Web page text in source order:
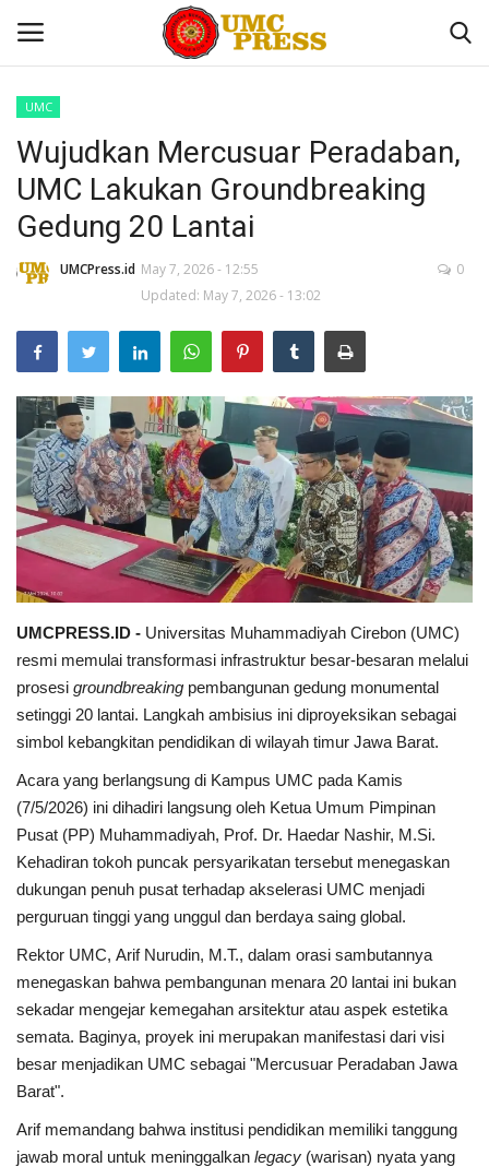
Home
Contact
UMC
Tokoh Kita
Nasional
Internasional
Perspektif
UMC
Wujudkan Mercusuar Peradaban,
UMC Lakukan Groundbreaking
Gedung 20 Lantai
UMCPress.id May 7, 2026 - 12:55
Updated: May 7, 2026 - 13:02
0
UMCPRESS.ID - Universitas Muhammadiyah Cirebon (UMC)
resmi memulai transformasi infrastruktur besar-besaran melalui
prosesi groundbreaking pembangunan gedung monumental
setinggi 20 lantai. Langkah ambisius ini diproyeksikan sebagai
simbol kebangkitan pendidikan di wilayah timur Jawa Barat.
Acara yang berlangsung di Kampus UMC pada Kamis
(7/5/2026) ini dihadiri langsung oleh Ketua Umum Pimpinan
Pusat (PP) Muhammadiyah, Prof. Dr. Haedar Nashir, M.Si.
Kehadiran tokoh puncak persyarikatan tersebut menegaskan
dukungan penuh pusat terhadap akselerasi UMC menjadi
perguruan tinggi yang unggul dan berdaya saing global.
Rektor UMC, Arif Nurudin, M.T., dalam orasi sambutannya
menegaskan bahwa pembangunan menara 20 lantai ini bukan
sekadar mengejar kemegahan arsitektur atau aspek estetika
semata. Baginya, proyek ini merupakan manifestasi dari visi
besar menjadikan UMC sebagai "Mercusuar Peradaban Jawa
Barat".
Arif memandang bahwa institusi pendidikan memiliki tanggung
jawab moral untuk meninggalkan legacy (warisan) nyata yang